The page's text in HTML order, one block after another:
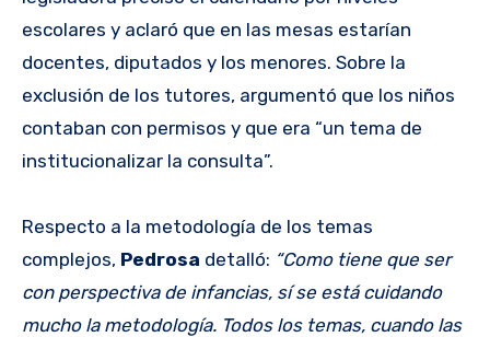
escolares y aclaró que en las mesas estarían
docentes, diputados y los menores. Sobre la
exclusión de los tutores, argumentó que los niños
contaban con permisos y que era “un tema de
institucionalizar la consulta”.
Respecto a la metodología de los temas
complejos, Pedrosa detalló: “Como tiene que ser
con perspectiva de infancias, sí se está cuidando
mucho la metodología. Todos los temas, cuando las